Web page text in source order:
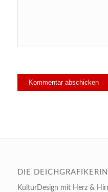
DIE DEICHGRAFIKERIN
KulturDesign mit Herz &